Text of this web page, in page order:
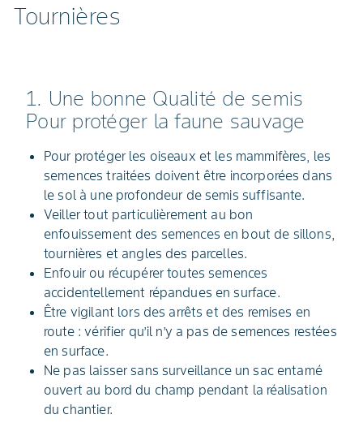
Tournières
1. Une bonne Qualité de semis
Pour protéger la faune sauvage
Pour protéger les oiseaux et les mammifères, les
semences traitées doivent être incorporées dans
le sol à une profondeur de semis suffisante.
Veiller tout particulièrement au bon
enfouissement des semences en bout de sillons,
tournières et angles des parcelles.
Enfouir ou récupérer toutes semences
accidentellement répandues en surface.
Être vigilant lors des arrêts et des remises en
route : vérifier qu’il n’y a pas de semences restées
en surface.
Ne pas laisser sans surveillance un sac entamé
ouvert au bord du champ pendant la réalisation
du chantier.